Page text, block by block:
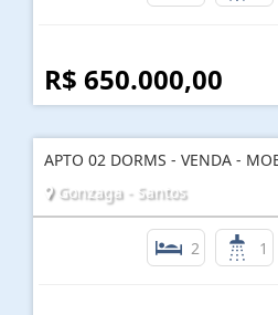
R$ 650.000,00
APTO 02 DORMS - VENDA -
Gonzaga - Santos
2 1